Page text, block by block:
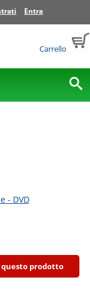
Entra
Carrello
- DVD
questo prodotto